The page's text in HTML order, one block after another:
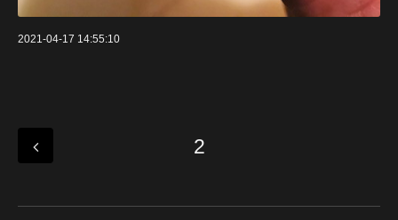
2021-04-17 14:55:10
2